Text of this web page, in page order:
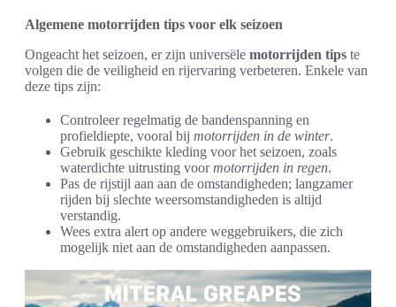
Algemene motorrijden tips voor elk seizoen
Ongeacht het seizoen, er zijn universële motorrijden tips te
volgen die de veiligheid en rijervaring verbeteren. Enkele van
deze tips zijn:
Controleer regelmatig de bandenspanning en
profieldiepte, vooral bij motorrijden in de winter.
Gebruik geschikte kleding voor het seizoen, zoals
waterdichte uitrusting voormotorrijden in regen.
Pas de rijstijl aan aan de omstandigheden; langzamer
rijden bij slechte weersomstandigheden is altijd
verstandig.
Wees extra alert op andere weggebruikers, die zich
mogelijk niet aan de omstandigheden aanpassen.